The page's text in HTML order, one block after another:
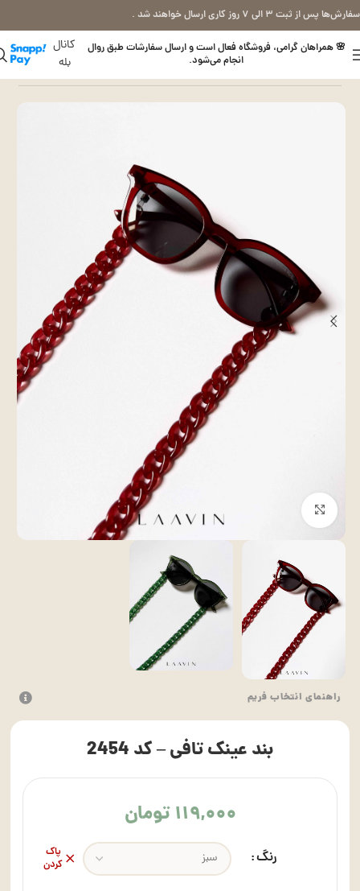
سفارش‌ها پس از ثبت ۳ الی ۷ روز کاری ارسال خواهند شد .
🌸 همراهان گرامی، فروشگاه فعال است و ارسال سفارشات طبق روال
انجام می‌شود.
کانال
بله
خانه
بزرگنمایی تصویر
راهنمای انتخاب فریم
بند عینک تافی – کد 2454
۱۱۹,۰۰۰ تومان
رنگ
پاک
کردن